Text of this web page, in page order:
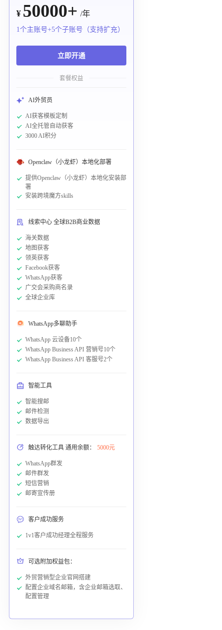
¥ 50000+ /年
1个主账号+5个子账号（支持扩充）
立即开通
套餐权益
AI外贸员
AI获客模板定制
AI全托管自动获客
3000 AI积分
Openclaw（小龙虾）本地化部署
提供Openclaw（小龙虾）本地化安装部
署
安装跨境魔方skills
线索中心 全球B2B商业数据
海关数据
地图获客
领英获客
Facebook获客
WhatsApp获客
广交会采购商名录
全球企业库
WhatsApp多聊助手
WhatsApp 云设备10个
WhatsApp Business API 营销号10个
WhatsApp Business API 客服号2个
智能工具
智能搜邮
邮件检测
数据导出
触达转化工具 通用余额： 5000元
WhatsApp群发
邮件群发
短信营销
邮寄宣传册
客户成功服务
1v1客户成功经理全程服务
可选附加权益包：
外贸营销型企业官网搭建
配置企业域名邮箱，含企业邮箱选取、
配置管理